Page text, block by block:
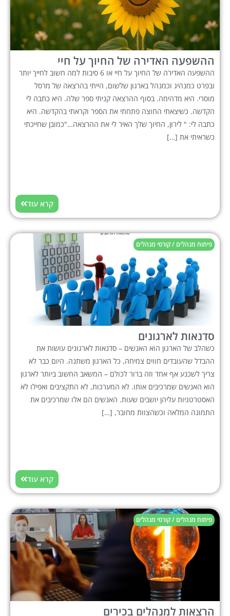
ההשפעה האדירה של החיוך על חיי
ההשפעה האדירה של החיוך על חיי או 6 סיבות למה חשוב לחייך יותר
ובפרט כמנהיג וכמנהל בארגון שלשום, הייתי בהרצאה של מרסל
מוסרי. היא מדהימה. בסוף ההרצאה קניתי ספר שלה. היא כתבה לי
הקדשה. כשיצאתי החוצה פתחתי את הספר וקראתי בהקדשה. היא
כתבה לי: " לירון, החיוך שלך האיר לי את ההרצאה…"כמובן שחייכתי
כשראיתי את […]
קרא עוד
פיתוח מנהלים / קורסי מנהלים
סדנאות לארגונים
כשהלב של הארגון הוא האנשים – סדנאות לארגונים עושות את
ההבדל שהעובדים חווים צמיחה, כל הארגון משתנה. היום כבר לא
צריך לשכנע אף אחד וזה ברור לכולם – המשאב החשוב ביותר לארגון
הוא האנשים שמרכיבים אותו. לא המערכות, לא התקציבים ואפילו לא
האסטרטגיות עליהן יושבים שעות. האנשים הם אלו שמרכיבים את
התמונה המלאה וכשהצוות מחובר, […]
קרא עוד
פיתוח מנהלים / קורסי מנהלים
הרצאות למנהלים בכירים